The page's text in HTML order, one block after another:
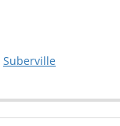
Suberville